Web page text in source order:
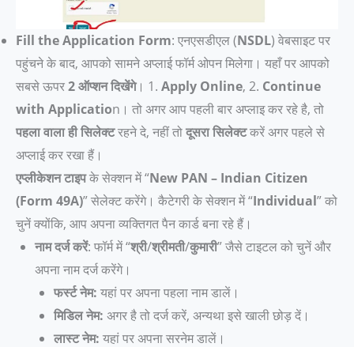
Fill the Application Form: एनएसडीएल (NSDL) वेबसाइट पर
पहुंचने के बाद, आपको सामने अप्लाई फॉर्म ओपन मिलेगा। यहाँ पर आपको
सबसे ऊपर2 ऑप्शन दिखेंगे। 1. Apply Online, 2. Continue
with Application। तो अगर आप पहली बार अप्लाइ कर रहे है, तो
पहला वाला ही सिलेक्टरहने दे, नहीं तोदूसरा सिलेक्टकरें अगर पहले से
अप्लाई कर रखा हैं।
एप्लीकेशन टाइपके सेक्शन में “New PAN – Indian Citizen
(Form 49A)” सेलेक्ट करेंगे। कैटेगरी के सेक्शन में “Individual” को
चुनें क्योंकि, आप अपना व्यक्तिगत पैन कार्ड बना रहे हैं।
नाम दर्ज करें: फॉर्म में “श्री/श्रीमती/कुमारी” जैसे टाइटल को चुनें और
अपना नाम दर्ज करेंगे।
फर्स्ट नेम: यहां पर अपना पहला नाम डालें।
मिडिल नेम: अगर है तो दर्ज करें, अन्यथा इसे खाली छोड़ दें।
लास्ट नेम: यहां पर अपना सरनेम डालें।